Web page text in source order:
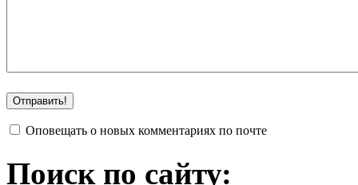
Оповещать о новых комментариях по почте
Поиск по сайту: